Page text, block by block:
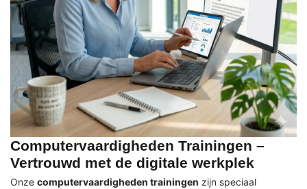
Computervaardigheden Trainingen –
Vertrouwd met de digitale werkplek
Onze computervaardigheden trainingen zijn speciaal